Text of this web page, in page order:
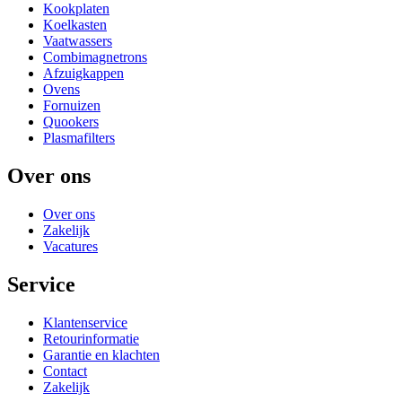
Kookplaten
Koelkasten
Vaatwassers
Combimagnetrons
Afzuigkappen
Ovens
Fornuizen
Quookers
Plasmafilters
Over ons
Over ons
Zakelijk
Vacatures
Service
Klantenservice
Retourinformatie
Garantie en klachten
Contact
Zakelijk